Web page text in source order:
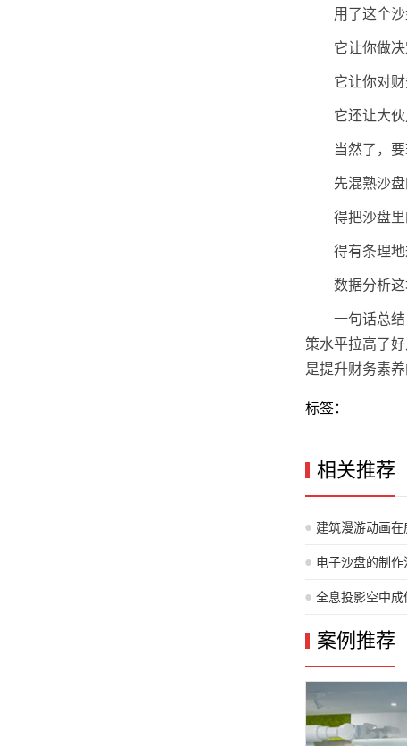
用了这个
它让你做
它让你对
它还让大
当然了，
先混熟沙
得把沙盘
得有条理
数据分析
一句话总
策水平拉高了
是提升财务素养
标签：
相关推荐
建筑漫游动画
中的建筑漫游
电子沙盘的制
作流程
全息投影空中
案例推荐